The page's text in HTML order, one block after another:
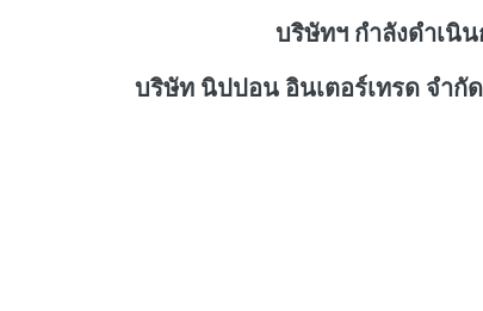
บริษัทฯ กำลังดำเนิ
บริษัท นิปปอน อินเตอร์เทรด จำ